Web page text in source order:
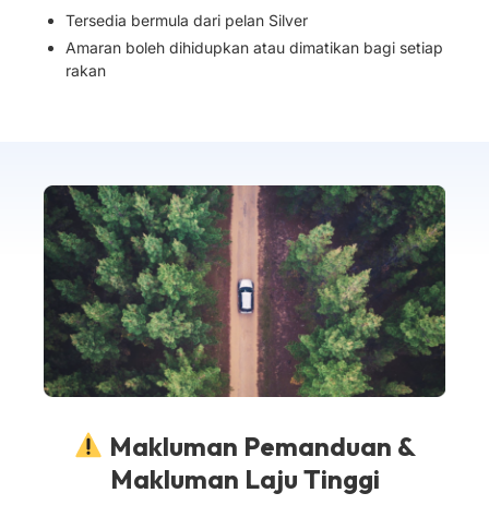
Tersedia bermula dari pelan Silver
Amaran boleh dihidupkan atau dimatikan bagi setiap
rakan
Makluman Pemanduan &
Makluman Laju Tinggi